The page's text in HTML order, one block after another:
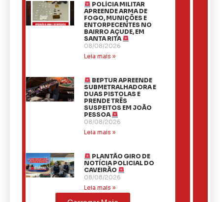
POLÍCIA MILITAR
APREENDE ARMA DE
FOGO, MUNIÇÕES E
ENTORPECENTES NO
BAIRRO AÇUDE, EM
SANTA RITA
08/08/2026
Leia mais »
BEPTUR APREENDE
SUBMETRALHADORA E
DUAS PISTOLAS E
PRENDE TRÊS
SUSPEITOS EM JOÃO
PESSOA
08/08/2026
Leia mais »
PLANTÃO GIRO DE
NOTÍCIA POLICIAL DO
CAVEIRÃO
08/08/2026
Leia mais »